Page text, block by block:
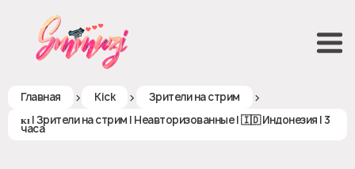
Главная > Kick > Зрители на стрим >
ᴋɪ | Зрители на стрим | Неавторизованные | 🇮🇩 Индонезия | 3
часа